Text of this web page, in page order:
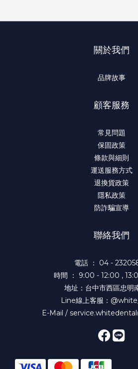
關於我們
品牌故事
顧客服務
常見問題
保固政策
條款與細則
運送服務方式
退換貨政策
隱私政策
防詐騙宣導
聯絡我們
電話 ： 04 -
時間 ： 9:00 - 12:00 ,
地址：台中市西區忠明
Line線上客服：
E-Mail /